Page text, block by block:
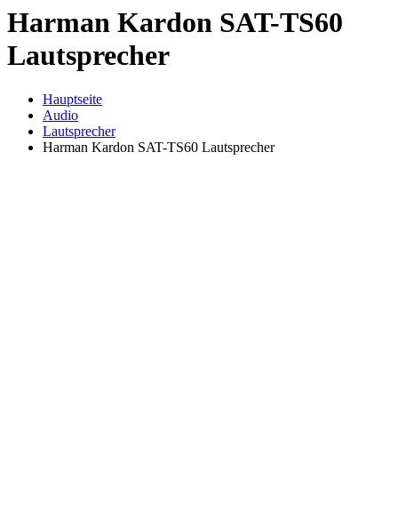
Harman Kardon SAT-TS60
Lautsprecher
Hauptseite
Audio
Lautsprecher
Harman Kardon SAT-TS60 Lautsprecher